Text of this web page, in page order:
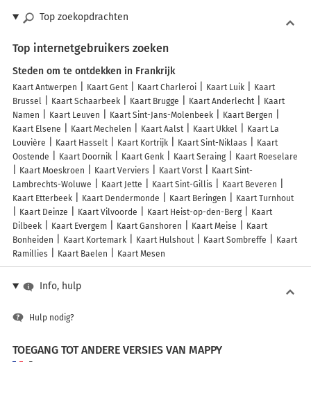
Top zoekopdrachten
Top internetgebruikers zoeken
Steden om te ontdekken in Frankrijk
Kaart Antwerpen Kaart Gent Kaart Charleroi Kaart Luik
Kaart
Brussel
Kaart Schaarbeek Kaart Brugge Kaart Anderlecht
Kaart
Namen
Kaart Leuven Kaart Sint-Jans-Molenbeek
Kaart Bergen
Kaart Elsene
Kaart Mechelen Kaart Aalst Kaart Ukkel
Kaart La
Louvière
Kaart Hasselt Kaart Kortrijk Kaart Sint-Niklaas
Kaart
Oostende
Kaart Doornik Kaart Genk Kaart Seraing
Kaart Roeselare
Kaart Moeskroen
Kaart Verviers Kaart Vorst
Kaart Sint-
Lambrechts-Woluwe
Kaart Jette Kaart Sint-Gillis
Kaart Beveren
Kaart Etterbeek
Kaart Dendermonde Kaart Beringen
Kaart Turnhout
Kaart Deinze
Kaart Vilvoorde Kaart Heist-op-den-Berg
Kaart
Dilbeek
Kaart Evergem Kaart Ganshoren Kaart Meise
Kaart
Bonheiden
Kaart Kortemark Kaart Hulshout Kaart Sombreffe
Kaart
Ramillies
Kaart Baelen Kaart Mesen
Info, hulp
Hulp nodig?
TOEGANG TOT ANDERE VERSIES VAN MAPPY
France